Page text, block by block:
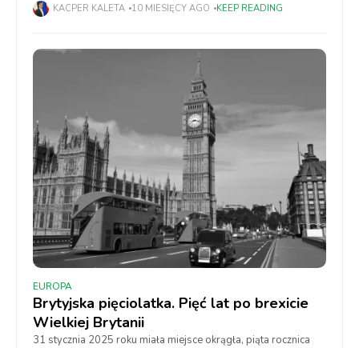
Zjednoczonych, które znacząco wpływają na osoby planujące
KACPER KALETA 10 MIESIĘCY AGO KEEP READING
EUROPA
Brytyjska pięciolatka. Pięć lat po brexicie
Wielkiej Brytanii
31 stycznia 2025 roku miała miejsce okrągła, piąta rocznica